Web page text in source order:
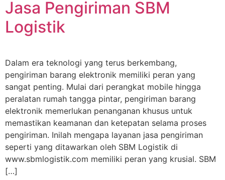
Jasa Pengiriman SBM
Logistik
Dalam era teknologi yang terus berkembang,
pengiriman barang elektronik memiliki peran yang
sangat penting. Mulai dari perangkat mobile hingga
peralatan rumah tangga pintar, pengiriman barang
elektronik memerlukan penanganan khusus untuk
memastikan keamanan dan ketepatan selama proses
pengiriman. Inilah mengapa layanan jasa pengiriman
seperti yang ditawarkan oleh SBM Logistik di
www.sbmlogistik.com memiliki peran yang krusial. SBM
[…]